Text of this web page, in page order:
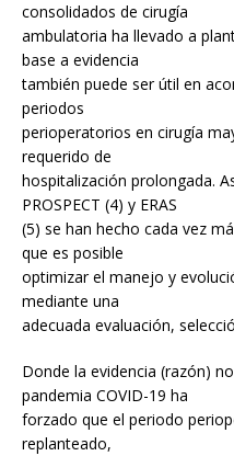
consolidados de cirugía
ambulatoria ha llevado a
base a evidencia
también puede ser útil en
periodos
perioperatorios en cirugía
requerido de
hospitalización prolongada.
PROSPECT (4) y ERAS
(5) se han hecho cada vez
que es posible
optimizar el manejo y
mediante una
adecuada evaluación,
Donde la evidencia (razón)
pandemia COVID-19 ha
forzado que el periodo
replanteado,